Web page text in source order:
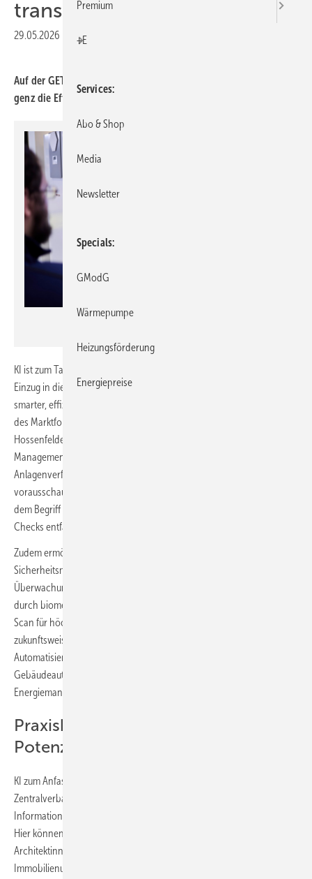
transformiert
29.05.2026 Druckvorschau
Auf der GET Nord zeigen Aus­steller, wie die Künst­liche Intelli­
genz die Effi­zienz stei­gert und den Fach­kräfte­mangel ent­schärft.
KI ist zum Taktgeber für Neuheiten geworden und hält vermehrt
Einzug in die Gebäudetechnik. Denn KI macht Gebäude deutlich
smarter, effizienter und leistungsfähiger. Eine
des Marktforschungs- und Beratungsunternehmens Lünendonk &
Hossenfelder zum Potenzial von KI im technischen Facility
Management kommt zu dem Ergebnis, dass KI nicht nur die
Anlagenverfügbarkeit um rund 20 % erhöht, sondern durch
vorausschauende Ermittlung von Wartungsintervallen – auch unter
dem Begriff „Predictive Maintenance“ bekannt – unnötige Routine-
Checks entfallen.
Zudem ermöglichen KI-Technologien ein proaktives
Sicherheitsmanagement. Beispielsweise identifizieren moderne
Überwachungssysteme verdächtige Aktivitäten automatisch, ergänzt
durch biometrische Zutrittskontrollen vom Fingerabdruck bis zum Iris-
Scan für höchste Sicherheit. Die Hersteller präsentieren
zukunftsweisende Lösungen in den Bereichen Netzsteuerung,
Automatisierung, Stromverteilung, Schaltanlagen,
Gebäudeautomation, Brandschutz, Sicherheit, HLK-Steuerung und
Energiemanagement für eine intelligente Gebäudeinfrastruktur.
Praxisbeispiele verdeutlichen
Potenzial von KI
KI zum Anfassen bietet das 100 m
Zentralverbands der Deutschen Elektro- und
Informationstechnischen Handwerke (ZVEH) in Halle B6, Stand 682.
Hier können sich neben dem E- und SHK-Handwerk auch
Architektinnen und Architekten, Planende sowie Verantwortliche in
Immobilienunternehmen, der Wohnungswirtschaft und für das
Premium
+E
Services
Abo & Shop
Media
Newsletter
Specials
GModG
Wärmepumpe
Heizungsförderung
Energiepreise